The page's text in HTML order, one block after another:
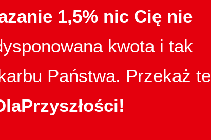
1,5% nic Cię nie
kwota i tak
Państwa. Przekaż te